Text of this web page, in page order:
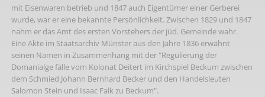
mit Eisenwaren betrieb und 1847 auch Eigentümer einer Gerberei
wurde, war er eine bekannte Persönlichkeit. Zwischen 1829 und 1847
nahm er das Amt des ersten Vorstehers der jüd. Gemeinde wahr.
Eine Akte im Staatsarchiv Münster aus den Jahre 1836 erwähnt
seinen Namen in Zusammenhang mit der "Regulierung der
Domanialge fälle vom Kolonat Deitert im Kirchspiel Beckum zwischen
dem Schmied Johann Bernhard Becker und den Handelsleuten
Salomon Stein und Isaac Falk zu Beckum".